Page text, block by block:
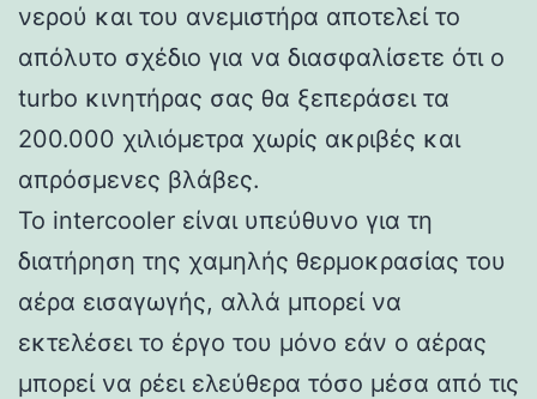
νερού και του ανεμιστήρα αποτελεί το
απόλυτο σχέδιο για να διασφαλίσετε ότι ο
turbo κινητήρας σας θα ξεπεράσει τα
200.000 χιλιόμετρα χωρίς ακριβές και
απρόσμενες βλάβες.
Το intercooler είναι υπεύθυνο για τη
διατήρηση της χαμηλής θερμοκρασίας του
αέρα εισαγωγής, αλλά μπορεί να
εκτελέσει το έργο του μόνο εάν ο αέρας
μπορεί να ρέει ελεύθερα τόσο μέσα από τις